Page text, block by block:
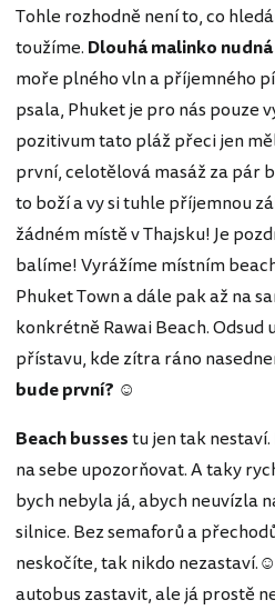
Tohle rozhodně není to, co
toužíme. Dlouhá malinko
moře plného vln a příjemného
psala, Phuket je pro nás pouze
pozitivum tato pláž přeci jen
první, celotělová masáž za pár
to boží a vy si tuhle příjemnou
žádném místě v Thajsku! Je
balíme! Vyrážíme místním
Phuket Town a dále pak až na
konkrétně Rawai Beach. Odsud
přístavu, kde zítra ráno
bude první? ☺
Beach bussestu jen tak
na sebe upozorňovat. A taky
bych nebyla já, abych neuvízla
silnice. Bez semaforů a
neskočíte, tak nikdo
autobus zastavit, ale já prostě